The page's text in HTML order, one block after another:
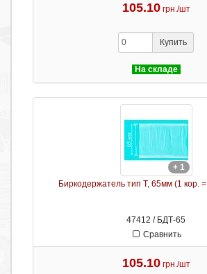
105.10 грн./шт
Купить
На складе
+ 1
Биркодержатель тип Т, 65мм (1 кор.
47412 / БДТ-65
Сравнить
105.10 грн./шт